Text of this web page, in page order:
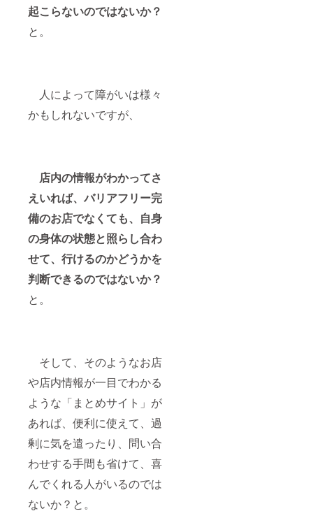
起こらないのではないか？
と。
人によって障がいは様々
かもしれないですが、
店内の情報がわかってさ
えいれば、バリアフリー完
備のお店でなくても、自身
の身体の状態と照らし合わ
せて、行けるのかどうかを
判断できるのではないか？
と。
そして、そのようなお店
や店内情報が一目でわかる
ような「まとめサイト」が
あれば、便利に使えて、過
剰に気を遣ったり、問い合
わせする手間も省けて、喜
んでくれる人がいるのでは
ないか？と。